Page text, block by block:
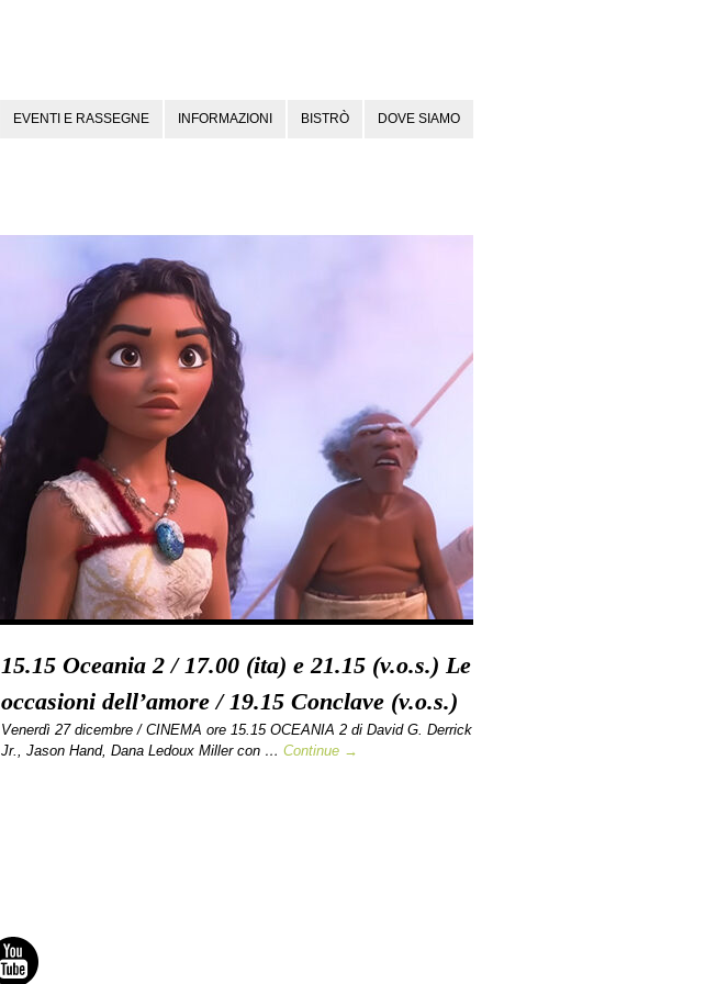
EVENTI E RASSEGNE INFORMAZIONI BISTRÒ DOVE SIAMO
15.15 Oceania 2 / 17.00 (ita) e 21.15 (v.o.s.) Le
occasioni dell’amore / 19.15 Conclave (v.o.s.)
Venerdì 27 dicembre / CINEMA ore 15.15 OCEANIA 2 di David G. Derrick
Jr., Jason Hand, Dana Ledoux Miller con … Continue →